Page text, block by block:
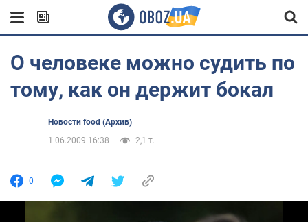
О человеке можно судить по
тому, как он держит бокал
Новости food (Архив)
1.06.2009 16:38
2,1 т.
0